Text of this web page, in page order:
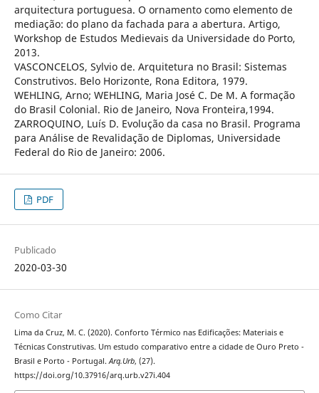
arquitectura portuguesa. O ornamento como elemento de
mediação: do plano da fachada para a abertura. Artigo,
Workshop de Estudos Medievais da Universidade do Porto,
2013.
VASCONCELOS, Sylvio de. Arquitetura no Brasil: Sistemas
Construtivos. Belo Horizonte, Rona Editora, 1979.
WEHLING, Arno; WEHLING, Maria José C. De M. A formação
do Brasil Colonial. Rio de Janeiro, Nova Fronteira,1994.
ZARROQUINO, Luís D. Evolução da casa no Brasil. Programa
para Análise de Revalidação de Diplomas, Universidade
Federal do Rio de Janeiro: 2006.
PDF
Publicado
2020-03-30
Como Citar
Lima da Cruz, M. C. (2020). Conforto Térmico nas Edificações: Materiais e
Técnicas Construtivas. Um estudo comparativo entre a cidade de Ouro Preto -
Brasil e Porto - Portugal.Arq.Urb, (27).
https://doi.org/10.37916/arq.urb.v27i.404